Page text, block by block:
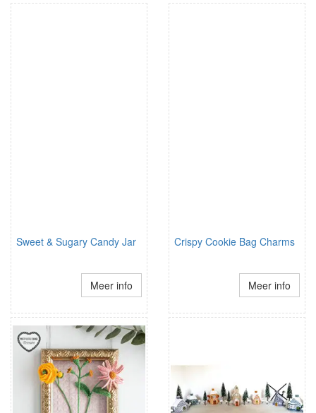
Sweet & Sugary Candy Jar
Meer info
Crispy Cookie Bag Charms
Meer info